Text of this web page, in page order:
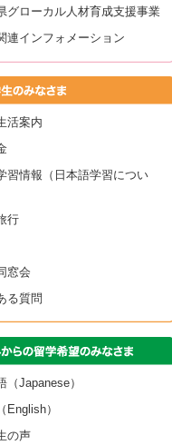
グローカル人材育成支援事業
連インフォメーション
活案内
習情報（日本語学習につい
行
窓会
る質問
（Japanese）
English）
の声